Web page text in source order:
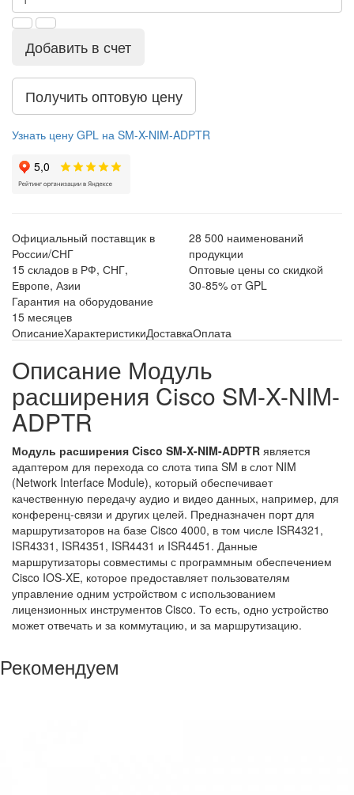
Добавить в счет
Получить оптовую цену
Узнать цену GPL на SM-X-NIM-ADPTR
Официальный поставщик в
России/СНГ
28 500 наименований
продукции
15 складов в РФ, СНГ,
Европе, Азии
Оптовые цены со скидкой
30-85% от GPL
Гарантия на оборудование
15 месяцев
ОписаниеХарактеристикиДоставкаОплата
Описание Модуль
расширения Cisco SM-X-NIM-
ADPTR
Модуль расширения Cisco SM-X-NIM-ADPTR является
адаптером для перехода со слота типа SM в слот NIM
(Network Interface Module), который обеспечивает
качественную передачу аудио и видео данных, например, для
конференц-связи и других целей. Предназначен порт для
маршрутизаторов на базе Cisco 4000, в том числе ISR4321,
ISR4331, ISR4351, ISR4431 и ISR4451. Данные
маршрутизаторы совместимы с программным обеспечением
Cisco IOS-XE, которое предоставляет пользователям
управление одним устройством с использованием
лицензионных инструментов Cisco. То есть, одно устройство
может отвечать и за коммутацию, и за маршрутизацию.
Рекомендуем